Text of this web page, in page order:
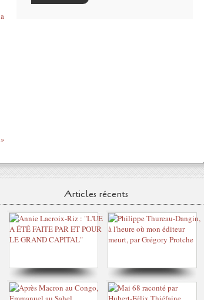
Articles récents